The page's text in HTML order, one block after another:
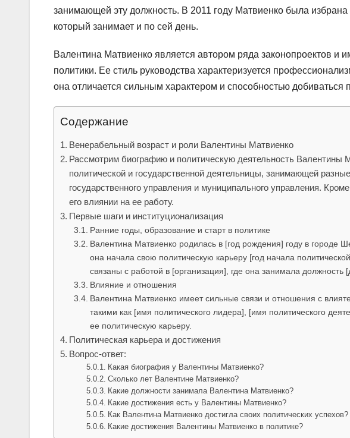
занимающей эту должность. В 2011 году Матвиенко была
который занимает и по сей день.
Валентина Матвиенко является автором ряда законопроектов и
политики. Ее стиль руководства характеризуется
она отличается сильным характером и способностью добиваться
Содержание
Венерабельный возраст и роли Валентины Матвиенко
Рассмотрим биографию и политическую деятельность Валентины
политической и государственной деятельницы, занимающей
государственного управления и муниципального управления.
его влиянии на ее работу.
Первые шаги и институционализация
Ранние годы, образование и старт в политике
Валентина Матвиенко родилась в [год рождения] году в городе
она начала свою политическую карьеру [год начала
связаны с работой в [организация], где она занимала должность
Влияние и отношения
Валентина Матвиенко имеет сильные связи и отношения с
такими как [имя политического лидера], [имя политического
ее политическую карьеру.
Политическая карьера и достижения
Вопрос-ответ:
Какая биография у Валентины Матвиенко?
Сколько лет Валентине Матвиенко?
Какие должности занимала Валентина Матвиенко?
Какие достижения есть у Валентины Матвиенко?
Как Валентина Матвиенко достигла своих политических успехов?
Какие достижения Валентины Матвиенко в политике?